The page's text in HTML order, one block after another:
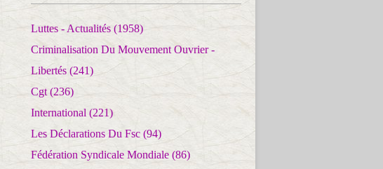
Luttes - Actualités (1958)
Criminalisation Du Mouvement Ouvrier -
Libertés (241)
Cgt (236)
International (221)
Les Déclarations Du Fsc (94)
Fédération Syndicale Mondiale (86)